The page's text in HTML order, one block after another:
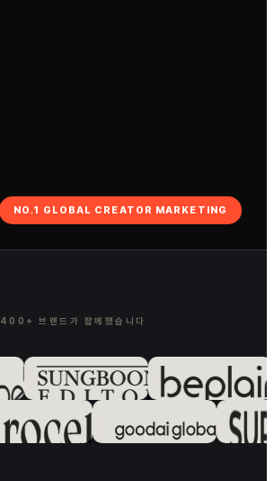
NO.1 GLOBAL CREATOR MARKETING
400+ 브랜드가 함께했습니다